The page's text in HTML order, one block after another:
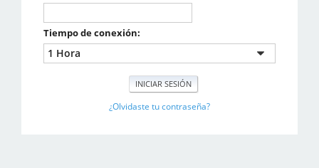
Tiempo de conexión:
¿Olvidaste tu contraseña?